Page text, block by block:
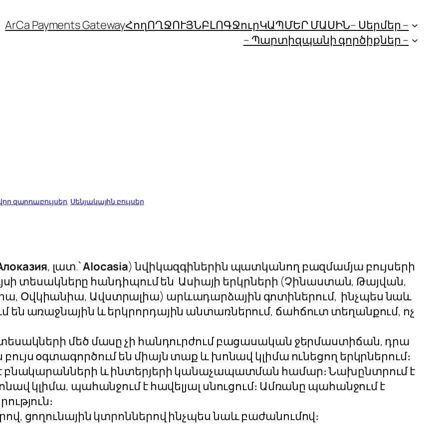
ArCa Payments GatewayՀողՈՂՋՈՒՅՆԲԼՈԳՋուրԿԱՊՄԵՐ ՄԱՍԻՆ– Սերմեր –
– Պարտիզպանի գործիքներ –
զարդաբույսեր, Սենյակային բույսեր
, լատ.՝Alocasia) նվիկազգիներին պատկանող բազմամյա բույսերի
տեսակները հանդիպում են Ասիայի երկրների (Չինաստան, Թայվան,
Օվկիանիա, Ավստրալիա) արևադարձային գոտիներում, ինչպես նաև
են առաջնային և երկրորդային անտառներում, ճահճուտ տեղանքում, ոչ
մեծ մասը չի հանդուրժում բացասական ջերմաստիճան, դրա
օգտագործում են միայն տաք և խոնավ կլիմա ունեցող երկրներում։
է բնակարանների և ինտերյերի կանաչապատման համար։ Նախընտրում է
կլիմա, պահանջում է հավելյալ սնուցում։ Ամռանը պահանջում է
ցողունային կտրոններով ինչպես նաև բաժանումով։